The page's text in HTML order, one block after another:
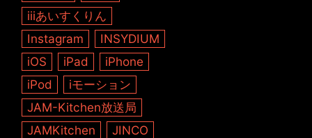
iiiあいすくりん
Instagram
INSYDIUM
iOS
iPad
iPhone
iPod
iモーション
JAM-Kitchen放送局
JAMKitchen
JINCO